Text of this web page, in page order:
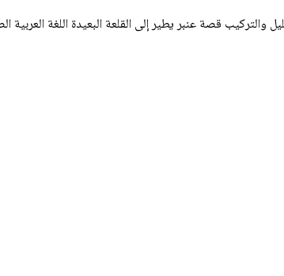
والتركيب قصة عنبر يطير إلى القلعة البعيدة اللغة العربية